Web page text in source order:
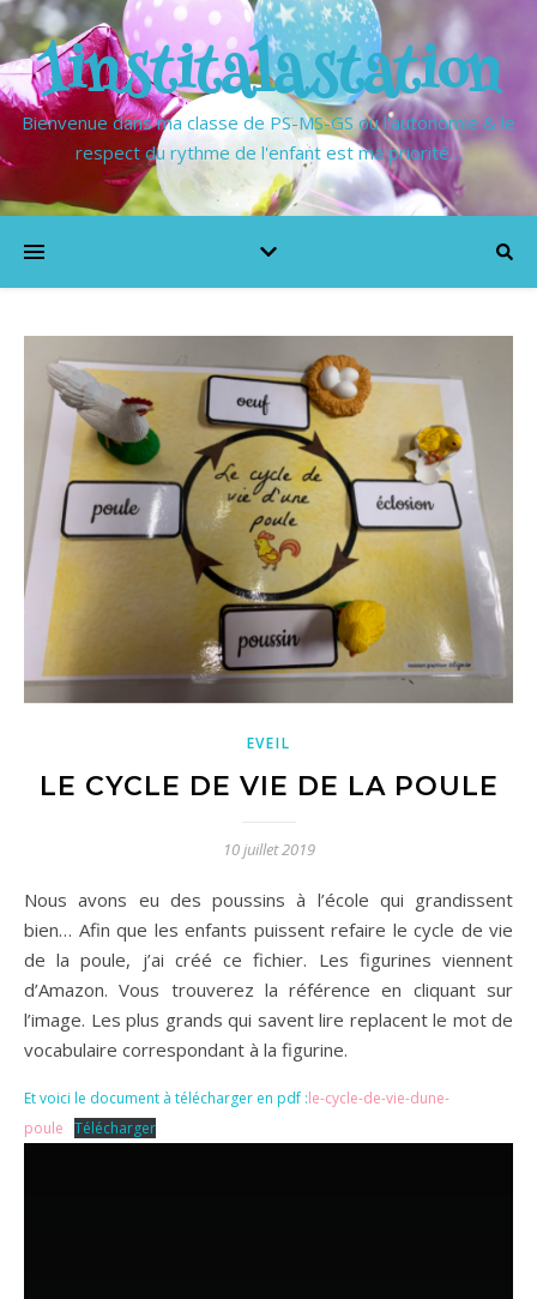
1institalastation
Bienvenue dans ma classe de PS-MS-GS où l'autonomie & le
respect du rythme de l'enfant est ma priorité…
EVEIL
LE CYCLE DE VIE DE LA POULE
10 juillet 2019
Nous avons eu des poussins à l’école qui grandissent
bien… Afin que les enfants puissent refaire le cycle de vie
de la poule, j’ai créé ce fichier. Les figurines viennent
d’Amazon. Vous trouverez la référence en cliquant sur
l’image. Les plus grands qui savent lire replacent le mot de
vocabulaire correspondant à la figurine.
Et voici le document à télécharger en pdf :le-cycle-de-vie-dune-
poule Télécharger